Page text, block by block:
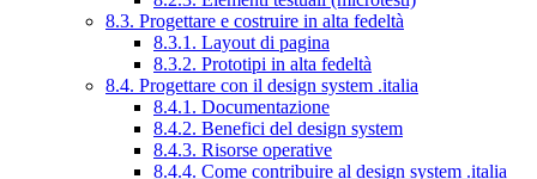
8.3. Progettare e costruire in alta fedeltà
8.3.1. Layout di pagina
8.3.2. Prototipi in alta fedeltà
8.4. Progettare con il design system .italia
8.4.1. Documentazione
8.4.2. Benefici del design system
8.4.3. Risorse operative
8.4.4. Come contribuire al design system .italia